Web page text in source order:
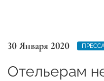
30 Января 2020
Отельерам